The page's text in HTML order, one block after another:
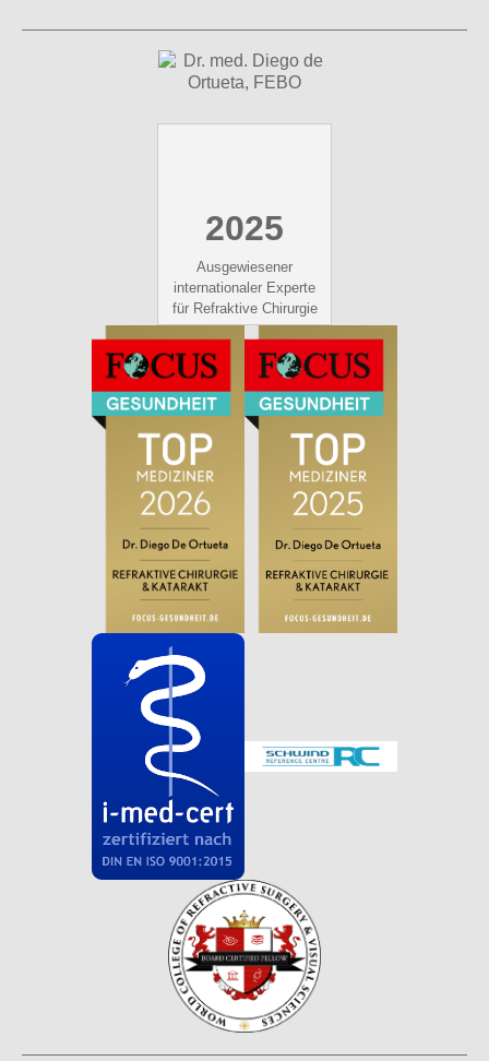
2025
Ausgewiesener
internationaler Experte
für Refraktive Chirurgie